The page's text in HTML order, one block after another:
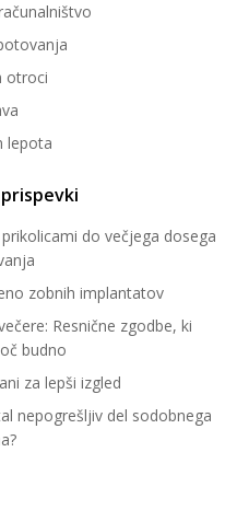
otroci
lepota
do večjega dosega
zobnih implantatov
Resnične zgodbe, ki
budno
za lepši izgled
nepogrešljiv del sodobnega